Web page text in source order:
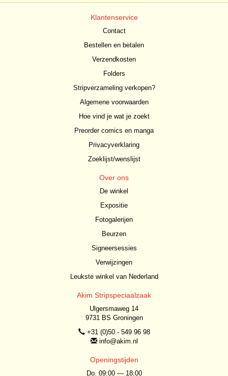
Klantenservice
Contact
Bestellen en betalen
Verzendkosten
Folders
Stripverzameling verkopen?
Algemene voorwaarden
Hoe vind je wat je zoekt
Preorder comics en manga
Privacyverklaring
Zoeklijst/wenslijst
Over ons
De winkel
Expositie
Fotogalerijen
Beurzen
Signeersessies
Verwijzingen
Leukste winkel van Nederland
Akim Stripspeciaalzaak
Ulgersmaweg 14
9731 BS Groningen
+31 (0)50 - 549 96 98
info@akim.nl
Openingstijden
Do. 09:00 — 18:00